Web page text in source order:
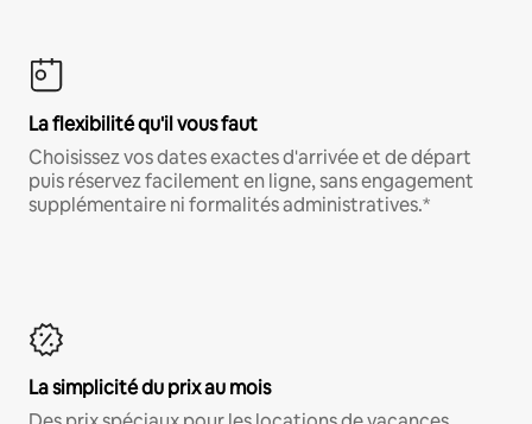
La flexibilité qu'il vous faut
Choisissez vos dates exactes d'arrivée et de départ
puis réservez facilement en ligne, sans engagement
supplémentaire ni formalités administratives.*
La simplicité du prix au mois